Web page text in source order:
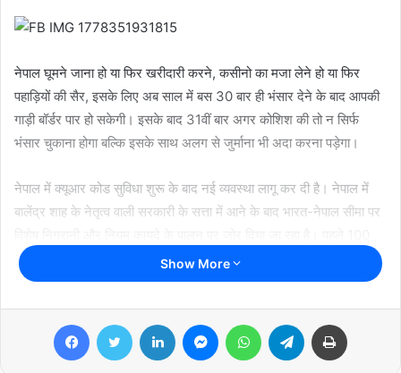
नेपाल घूमने जाना हो या फिर खरीदारी करने, कसीनो का मजा लेने हो या फिर
पहाड़ियों की सैर, इसके लिए अब साल में बस 30 बार ही भंसार देने के बाद आपकी
गाड़ी बॉर्डर पार हो सकेगी। इसके बाद 31वीं बार अगर कोशिश की तो न सिर्फ
भंसार चुकाना होगा बल्कि इसके साथ अलग से जुर्माना भी अदा करना पड़ेगा।
नेपाल में क्यूआर कोड सुविधा शुरू के बाद नई व्यवस्था लागू कर दी है। नेपाल में
बालेंद्र शाह के नेतृत्व वाली सरकारी के सत्ता में आने के बाद भारत-नेपाल सीमा पर
रुपये से अधिक के भारतीय मूल्य का सामान ले जाने पर भंसार ड्यूटी शुरू हो गई।
अब नेपाल में जाने वाले वाहनों पर डिजिटल निगरानी बढ़ा दी है। इसमें क्यूआर कोड
के जरिये भंसार की सुविधा तो आसान कर दी गई है, लेकिन एक साल में 30 बार से
ज्यादा भारतीय वाहन के भंसार की अनुमति पर रोक लगा दी गई है। ऐसा पाए जाने
पर वाहन चालकों पर भारी जुर्माना लगाया जाएगा।
Show More